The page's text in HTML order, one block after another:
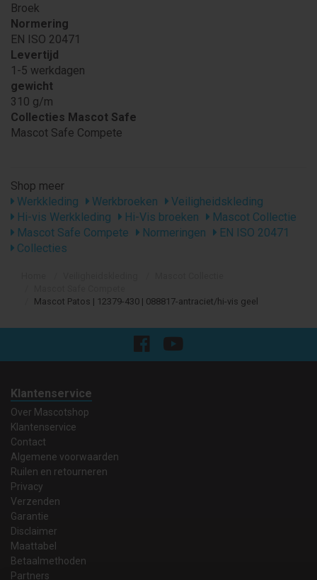
Broek
Normering
EN ISO 20471
Levertijd
1-5 werkdagen
gewicht
310 g/m
Collecties Mascot Safe
Mascot Safe Compete
Shop meer
Werkkleding
Werkbroeken
Veiligheidskleding
Hi-vis Werkkleding
Hi-Vis broeken
Mascot Collectie
Mascot Safe Compete
Normeringen
EN ISO 20471
Collecties
Mascot Patos | 12379-430 | 088817-antraciet/hi-vis geel
Klantenservice
Over Mascotshop
Klantenservice
Contact
Algemene voorwaarden
Ruilen en retourneren
Privacy
Verzenden
Garantie
Disclaimer
Maattabel
Betaalmethoden
Partners